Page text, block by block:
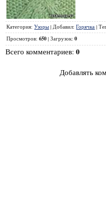
Категория:Узоры |Добавил:Горячка |
Просмотров:650 |Загрузок:0
Всего комментариев:0
Добавлять